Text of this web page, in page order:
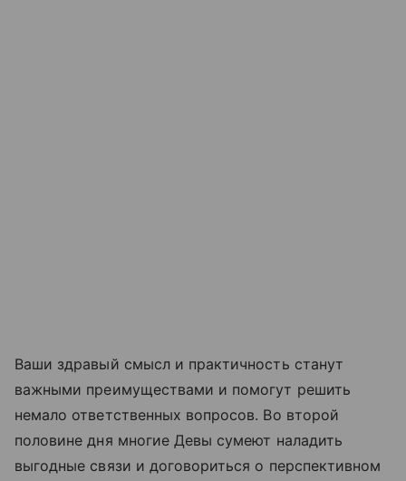
Ваши здравый смысл и практичность станут
важными преимуществами и помогут решить
немало ответственных вопросов. Во второй
половине дня многие Девы сумеют наладить
выгодные связи и договориться о перспективном